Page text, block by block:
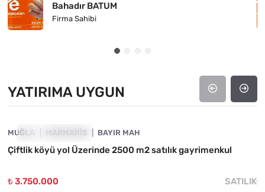
Bahadır BATUM
Firma Sahibi
YATIRIMA UYGUN
YATIRIMA UYGUN
MUĞLA MARMARIS BAYIR MAH
Çiftlik köyü yol Üzerinde 2500 m2 satılık gayrimenkul
₺ 3.750.000 SATILIK₺